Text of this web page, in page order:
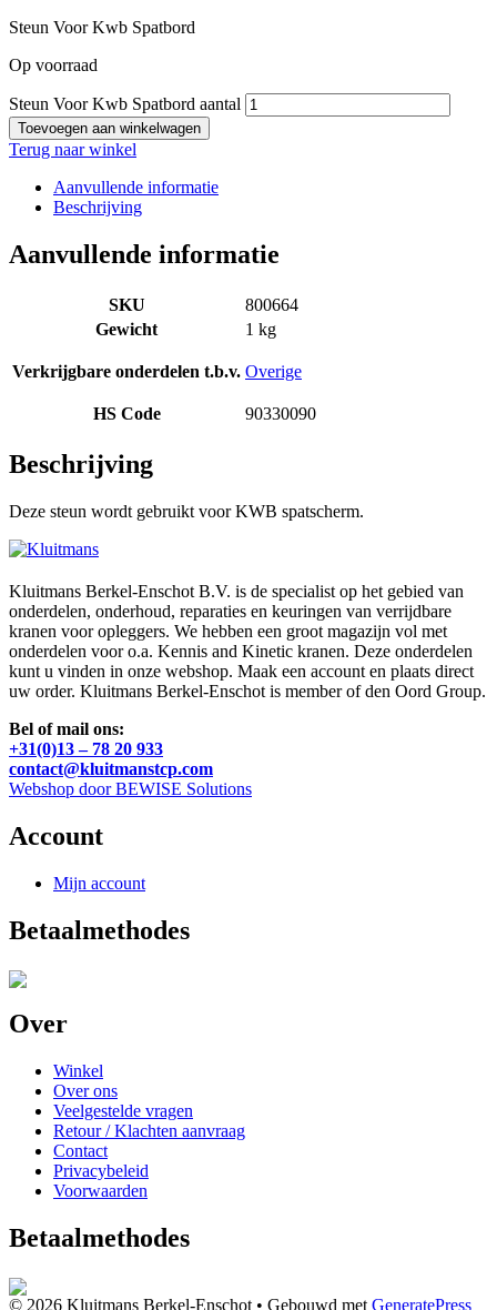
Steun Voor Kwb Spatbord
Op voorraad
Steun Voor Kwb Spatbord aantal
Toevoegen aan winkelwagen
Terug naar winkel
Aanvullende informatie
Beschrijving
Aanvullende informatie
SKU
800664
Gewicht
1 kg
Verkrijgbare onderdelen t.b.v. Overige
HS Code 90330090
Beschrijving
Deze steun wordt gebruikt voor KWB spatscherm.
Kluitmans Berkel-Enschot B.V. is de specialist op het gebied van
onderdelen, onderhoud, reparaties en keuringen van verrijdbare
kranen voor opleggers. We hebben een groot magazijn vol met
onderdelen voor o.a. Kennis and Kinetic kranen. Deze onderdelen
kunt u vinden in onze webshop. Maak een account en plaats direct
uw order. Kluitmans Berkel-Enschot is member of den Oord Group.
Bel of mail ons:
+31(0)13 – 78 20 933
contact@kluitmanstcp.com
Webshop door BEWISE Solutions
Account
Mijn account
Betaalmethodes
Over
Winkel
Over ons
Veelgestelde vragen
Retour / Klachten aanvraag
Contact
Privacybeleid
Voorwaarden
Betaalmethodes
© 2026 Kluitmans Berkel-Enschot • Gebouwd met GeneratePress